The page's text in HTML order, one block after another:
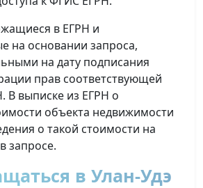
в ЕГРН и
на основании запроса,
на дату подписания
прав соответствующей
В выписке из ЕГРН о
объекта недвижимости
о такой стоимости на
запросе.
в Улан-Удэ